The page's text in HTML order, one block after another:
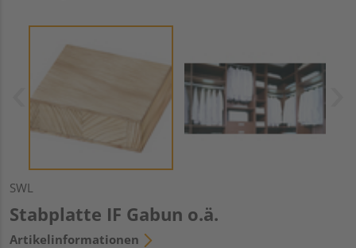
SWL
Stabplatte IF Gabun o.ä.
Artikelinformationen